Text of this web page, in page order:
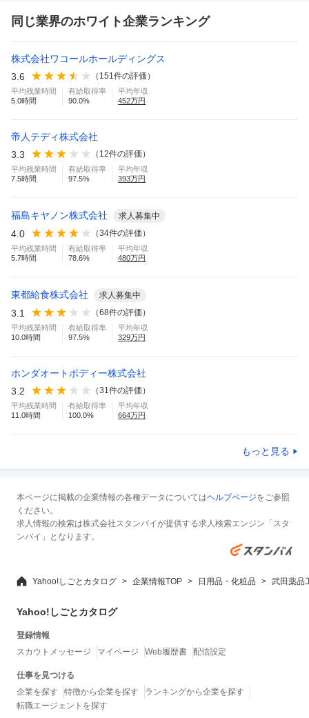
同じ業界のホワイト企業ランキング
株式会社ワコールホールディングス
3.6
（ 151件の評価）
平均残業時間
5.0時間
有給取得率
90.0%
平均年収
452万円
帝人テディ株式会社
3.3
（ 12件の評価）
平均残業時間
7.5時間
有給取得率
97.5%
平均年収
393万円
福島キヤノン株式会社 求人募集中
4.0 （34件の評価）
平均残業時間
5.7時間
有給取得率
78.6%
平均年収
480万円
東都給食株式会社 求人募集中
3.1 （68件の評価）
平均残業時間
10.0時間
有給取得率
97.5%
平均年収
329万円
ホンダオートボディー株式会社
3.2
（31件の評価）
平均残業時間
11.0時間
有給取得率
100.0%
平均年収
664万円
もっと見る
本ページに掲載の企業情報の各種データについてはヘルプページをご参照
ください。
求人情報の検索は株式会社スタンバイが提供する求人検索エンジン「スタ
ンバイ」となります。
Yahoo!しごとカタログ 企業情報TOP 日用品・化粧品 武田薬品
Yahoo!しごとカタログ
登録情報
スカウトメッセージ
マイページ Web履歴書 配信設定
仕事を見つける
企業を探す
特徴から企業を探す
ランキングから企業を探す
転職エージェントを探す